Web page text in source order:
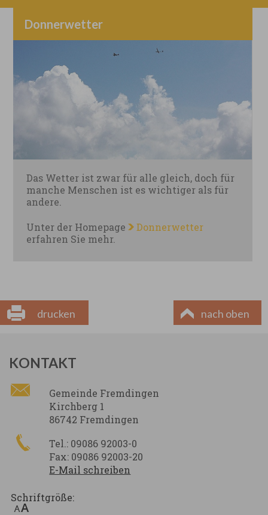
Donnerwetter
Das Wetter ist zwar für alle gleich, doch für
manche Menschen ist es wichtiger als für
andere.
Unter der Homepage
Donnerwetter
erfahren Sie mehr.
nach oben
drucken
KONTAKT
Gemeinde Fremdingen
Kirchberg 1
86742 Fremdingen
Tel.: 09086 92003-0
Fax: 09086 92003-20
E-Mail schreiben
Schriftgröße: